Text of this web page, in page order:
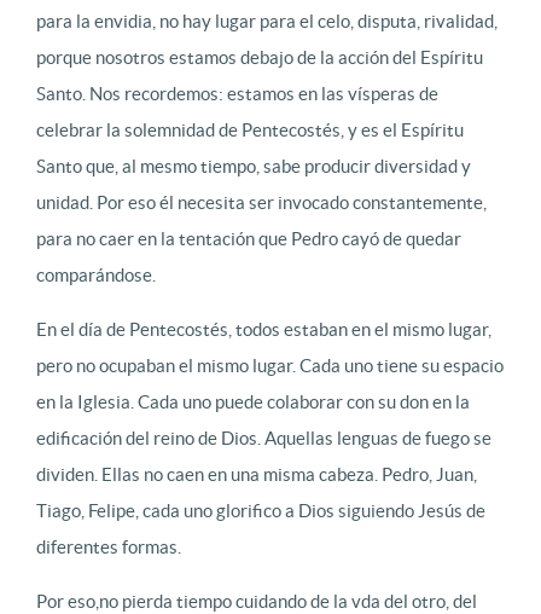
para la envidia, no hay lugar para el celo, disputa, rivalidad,
porque nosotros estamos debajo de la acción del Espíritu
Santo. Nos recordemos: estamos en las vísperas de
celebrar la solemnidad de Pentecostés, y es el Espíritu
Santo que, al mesmo tiempo, sabe producir diversidad y
unidad. Por eso él necesita ser invocado constantemente,
para no caer en la tentación que Pedro cayó de quedar
comparándose.
En el día de Pentecostés, todos estaban en el mismo lugar,
pero no ocupaban el mismo lugar. Cada uno tiene su espacio
en la Iglesia. Cada uno puede colaborar con su don en la
edificación del reino de Dios. Aquellas lenguas de fuego se
dividen. Ellas no caen en una misma cabeza. Pedro, Juan,
Tiago, Felipe, cada uno glorifico a Dios siguiendo Jesús de
diferentes formas.
Por eso,no pierda tiempo cuidando de la vda del otro, del